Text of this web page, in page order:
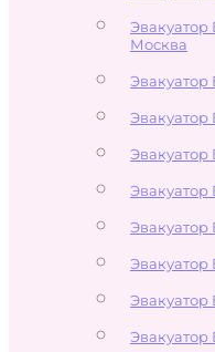
Эвакуатор
Москва
Эвакуатор
Эвакуатор
Эвакуатор
Эвакуатор
Эвакуатор
Эвакуатор